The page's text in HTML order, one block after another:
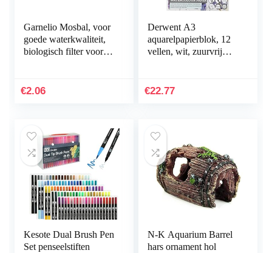
Garnelio Mosbal, voor
goede waterkwaliteit,
biologisch filter voor
€2.06
Derwent A3
aquarelpapierblok, 12
vellen, wit, zuurvrij
€22.77
Kesote Dual Brush Pen
Set penseelstiften
N-K Aquarium Barrel
hars ornament hol